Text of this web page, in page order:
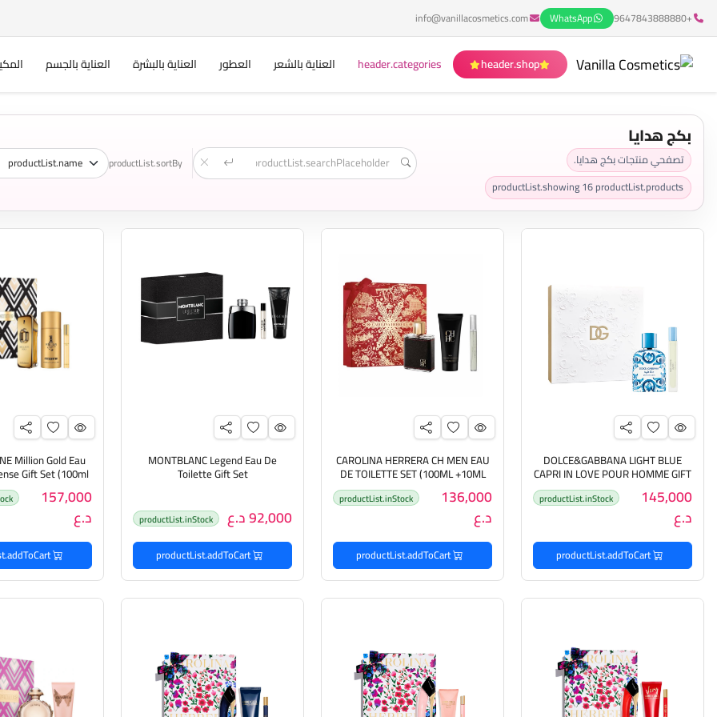
+9647843888880
WhatsApp
info@vanillacosmetics.com
header.shop
header.categories العناية بالشعر العطور العناية بالبشرة العناية بالجسم
بكج هدايا
تصفحي منتجات بكج هدايا.
productList.showing16productList.products
productList.sortBy
DOLCE&GABBANA LIGHT BLUE
CAPRI IN LOVE POUR HOMME GIFT
SET(100ML +10ML) دولتشي آند
غابانا مجموعة هدايا للرجال
145,000
د.ع
productList.inStock
productList.addToCart
CAROLINA HERRERA CH MEN EAU
DE TOILETTE SET (100ML +10ML
+100ML ) كارولينا هيريرا مجموعة
هدايا للرجال 136,000
د.ع
productList.inStock
productList.addToCart
MONTBLANC Legend Eau De
Toilette Gift Set
92,000 د.ع productList.inStock
productList.addToCart
Million Gold Eau
Gift Set (100ml
size + 150ml
157,000
د.ع
productList.addToCart